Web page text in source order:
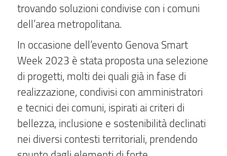
trovando soluzioni condivise con i comuni
dell’area metropolitana.
In occasione dell’evento Genova Smart
Week 2023 è stata proposta una selezione
di progetti, molti dei quali già in fase di
realizzazione, condivisi con amministratori
e tecnici dei comuni, ispirati ai criteri di
bellezza, inclusione e sostenibilità declinati
nei diversi contesti territoriali, prendendo